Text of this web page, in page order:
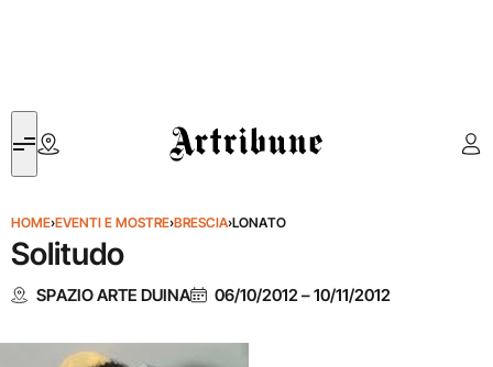
Artribune
HOME›EVENTI E MOSTRE›BRESCIA›LONATO
Solitudo
SPAZIO ARTE DUINA 06/10/2012–10/11/2012